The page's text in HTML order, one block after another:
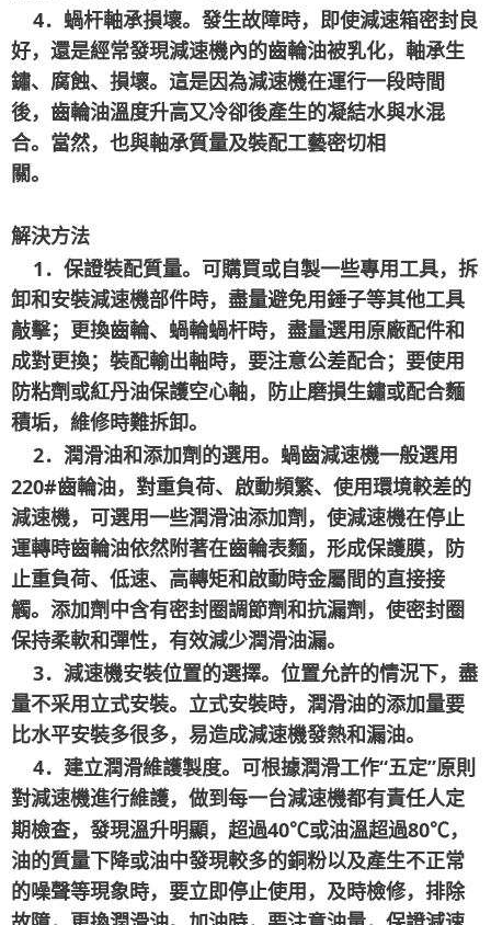
4．蝸杆軸承損壞。發生故障時，即使減速箱密封良
好，還是經常發現減速機內的齒輪油被乳化，軸承生
鏽、腐蝕、損壞。這是因為減速機在運行一段時間
後，齒輪油溫度升高又冷卻後產生的凝結水與水混
合。當然，也與軸承質量及裝配工藝密切相
關。
解決方法
1 ．保證裝配質量。可購買或自製一些專用工具，拆
卸和安裝減速機部件時，盡量避免用錘子等其他工具
敲擊；更換齒輪、蝸輪蝸杆時，盡量選用原廠配件和
成對更換；裝配輸出軸時，要注意公差配合；要使用
防粘劑或紅丹油保護空心軸，防止磨損生鏽或配合麵
積垢，維修時難拆卸。
2．潤滑油和添加劑的選用。蝸齒減速機一般選用
220#齒輪油，對重負荷、啟動頻繁、使用環境較差的
減速機，可選用一些潤滑油添加劑，使減速機在停止
運轉時齒輪油依然附著在齒輪表麵，形成保護膜，防
止重負荷、低速、高轉矩和啟動時金屬間的直接接
觸。添加劑中含有密封圈調節劑和抗漏劑，使密封圈
保持柔軟和彈性，有效減少潤滑油漏。
3．減速機安裝位置的選擇。位置允許的情況下，盡
量不采用立式安裝。立式安裝時，潤滑油的添加量要
比水平安裝多很多，易造成減速機發熱和漏油。
4．建立潤滑維護製度。可根據潤滑工作“五定”原則
對減速機進行維護，做到每一台減速機都有責任人定
期檢查，發現溫升明顯，超過40℃或油溫超過80℃，
油的質量下降或油中發現較多的銅粉以及產生不正常
的噪聲等現象時，要立即停止使用，及時檢修，排除